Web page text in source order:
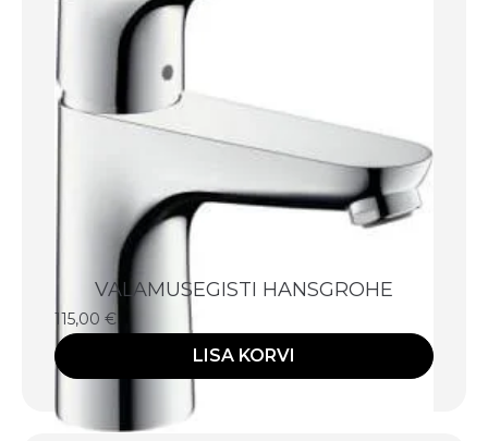
VALAMUSEGISTI HANSGROHE
115,00 €
LISA KORVI